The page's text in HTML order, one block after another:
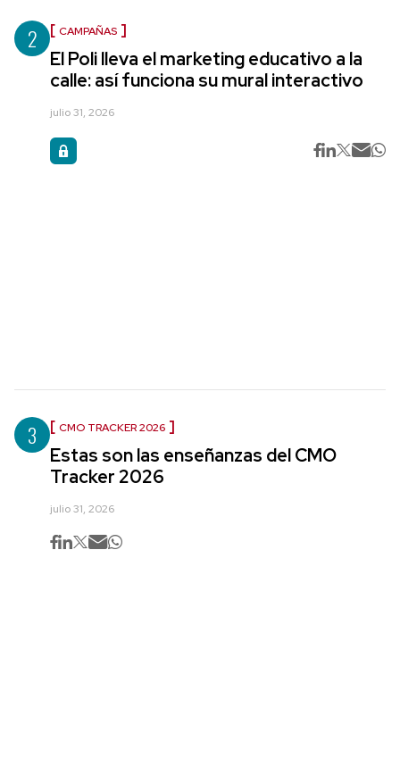
2 CAMPAÑAS
El Poli lleva el marketing educativo a la
calle: así funciona su mural interactivo
julio 31, 2026
3 CMO TRACKER 2026
Estas son las enseñanzas del CMO
Tracker 2026
julio 31, 2026